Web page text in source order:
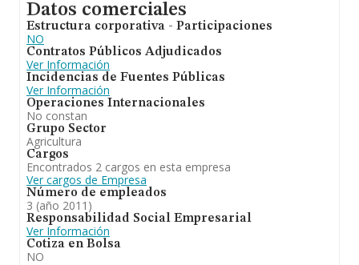
Datos comerciales
Estructura corporativa - Participaciones
NO
Contratos Públicos Adjudicados
Ver Información
Incidencias de Fuentes Públicas
Ver Información
Operaciones Internacionales
No constan
Grupo Sector
Agricultura
Cargos
Encontrados 2 cargos en esta empresa
Ver cargos de Empresa
Número de empleados
3 (año 2011)
Responsabilidad Social Empresarial
Ver Información
Cotiza en Bolsa
NO